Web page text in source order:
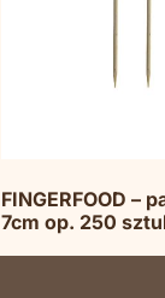
FINGERFOOD –
7cm op. 250